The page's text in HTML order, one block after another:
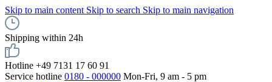
Skip to main content Skip to search Skip to main navigation
Shipping within 24h
Hotline +49 7131 17 60 91
Service hotline 0180 - 000000 Mon-Fri, 9 am - 5 pm